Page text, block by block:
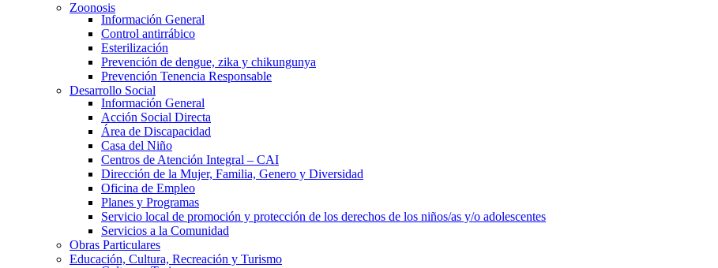
Zoonosis
Información General
Control antirrábico
Esterilización
Prevención de dengue, zika y chikungunya
Prevención Tenencia Responsable
Desarrollo Social
Información General
Acción Social Directa
Área de Discapacidad
Casa del Niño
Centros de Atención Integral – CAI
Dirección de la Mujer, Familia, Genero y Diversidad
Oficina de Empleo
Planes y Programas
Servicio local de promoción y protección de los derechos de los niños/as y/o adolescentes
Servicios a la Comunidad
Obras Particulares
Educación, Cultura, Recreación y Turismo